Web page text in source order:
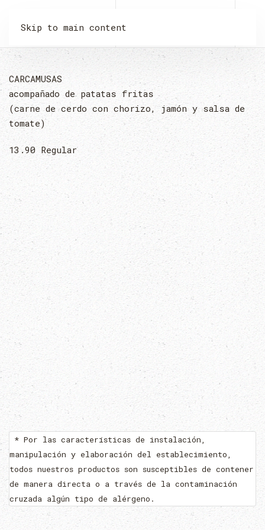
Skip to main content
LA MALQUERIDA
CARCAMUSAS
acompañado de patatas fritas
(carne de cerdo con chorizo, jamón y salsa de
tomate)
13.90 Regular
* Por las características de instalación,
manipulación y elaboración del establecimiento,
todos nuestros productos son susceptibles de contener
de manera directa o a través de la contaminación
cruzada algún tipo de alérgeno.